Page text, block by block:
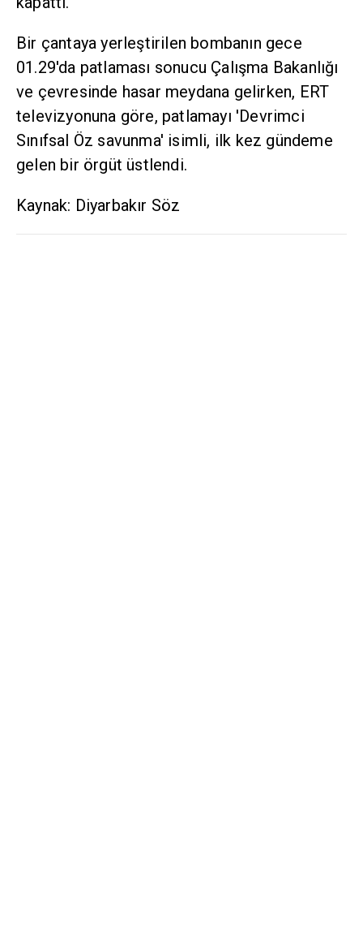
Bir çantaya yerleştirilen bombanın gece
01.29'da patlaması sonucu Çalışma Bakanlığı
ve çevresinde hasar meydana gelirken, ERT
televizyonuna göre, patlamayı 'Devrimci
Sınıfsal Öz savunma' isimli, ilk kez gündeme
gelen bir örgüt üstlendi.
Kaynak: Diyarbakır Söz